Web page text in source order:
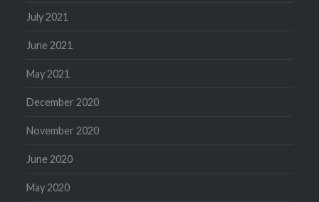
July 2021
June 2021
May 2021
December 2020
November 2020
June 2020
May 2020